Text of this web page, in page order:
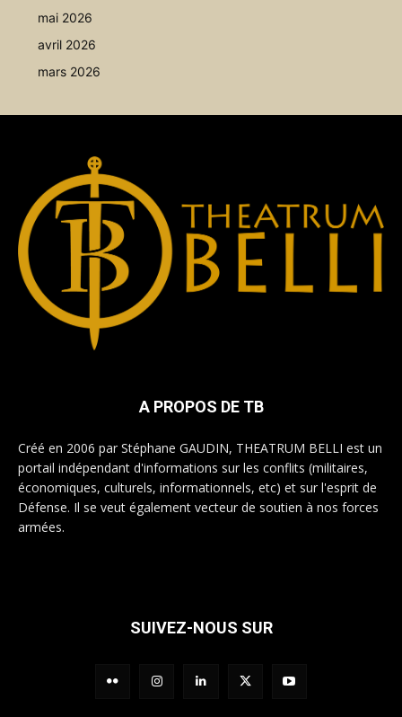
mai 2026
avril 2026
mars 2026
A PROPOS DE TB
Créé en 2006 par Stéphane GAUDIN, THEATRUM BELLI est un
portail indépendant d'informations sur les conflits (militaires,
économiques, culturels, informationnels, etc) et sur l'esprit de
Défense. Il se veut également vecteur de soutien à nos forces
armées.
SUIVEZ-NOUS SUR